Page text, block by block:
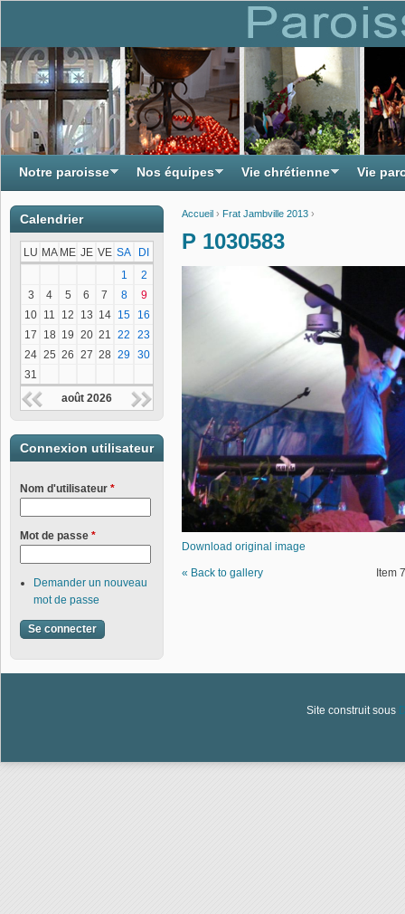
Accueil › Frat Jambville 2013 ›
P 1030583
Download original image
« Back to gallery Item
Notre paroisse Nos équipes Vie chrétienne Vie
Calendrier
LU MA ME JE VE SA
DI
1
2
3
4 5 6 7 8
9
10 11 12 13 14 15
16
17
18 19 20 21 22
23
24 25 26 27 28 29 30
31
août 2026
Connexion utilisateur
Nom d'utilisateur *
Mot de passe *
Demander un nouveau
mot de passe
Site construit sous